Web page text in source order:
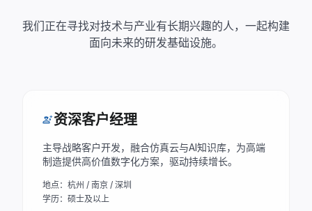
我们正在寻找对技术与产业有长期兴趣的人，一起构建
面向未来的研发基础设施。
engineering资深客户经理
主导战略客户开发，融合仿真云与AI知识库，为高端
制造提供高价值数字化方案，驱动持续增长。
地点：杭州 / 南京 / 深圳
学历：硕士及以上